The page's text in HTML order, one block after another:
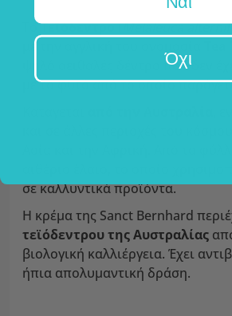
ΤοΤεϊόδεντρο(Melaleuca
με την αγγλική του ονομασία
ψηλό αειθαλές δέντρο που δεν
με το φυτό από το οποίο
σε καλλυντικά προϊόντα.
Η κρέμα της Sanct Bernhard
τεϊόδεντρου της Αυστραλίας
βιολογική καλλιέργεια. Έχει
ήπια απολυμαντική δράση.
Όχι